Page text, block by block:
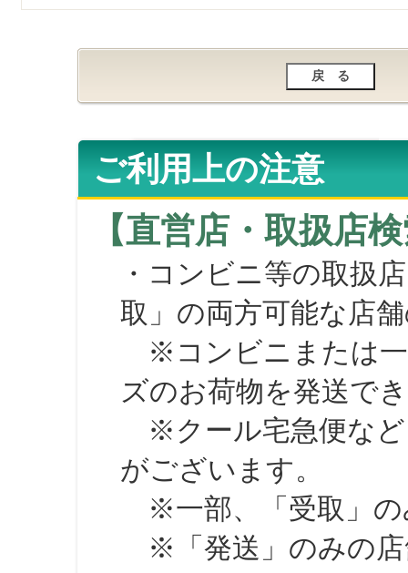
ご利用上の注意
【直営店・取扱店
・コンビニ等の取扱
取」の両方可能な店
※コンビニまたは一
ズのお荷物を発送で
※クール宅急便など
がございます。
※一部、「受取」の
※「発送」のみの店